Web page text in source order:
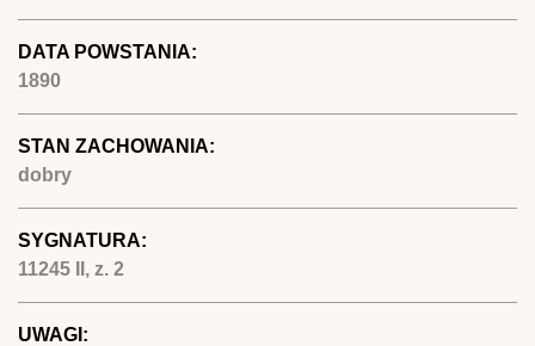
DATA POWSTANIA:
1890
STAN ZACHOWANIA:
dobry
SYGNATURA:
11245 II, z. 2
UWAGI: